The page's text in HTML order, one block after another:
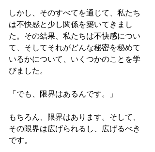
しかし、そのすべてを通じて、私たち
は不快感と少し関係を築いてきまし
た。その結果、私たちは不快感につい
て、そしてそれがどんな秘密を秘めて
いるかについて、いくつかのことを学
びました。
「でも、限界はあるんです。」
もちろん、限界はあります。そして、
その限界は広げられるし、広げるべき
です。